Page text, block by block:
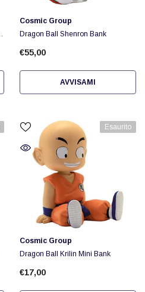
Fornitore:
Cosmic Group
Dragon Ball Shenron Bank
€55,00
AVVISAMI
Esaurito
Fornitore:
Cosmic Group
Dragon Ball Krilin Mini Bank
€17,00